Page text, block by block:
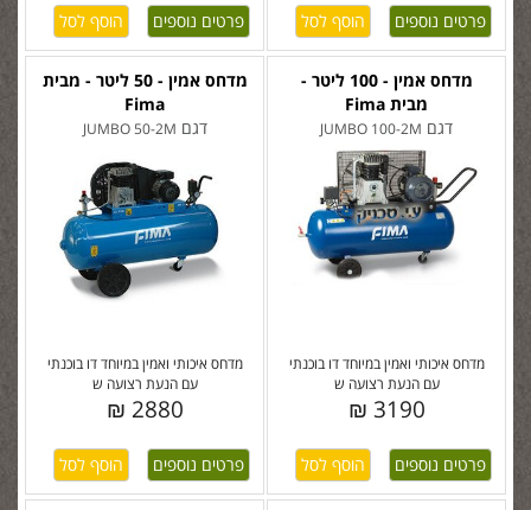
פרטים נוספים פרטים נוספים
מדחס אמין - 50 ליטר - מבית
Fima
דגם JUMBO 50-2M
מדחס איכותי ואמין במיוחד דו בוכנתי
עם הנעת רצועה ש
2880 ₪
פרטים נוספים
מדחס אמין - 100 ליטר -
מבית Fima
דגם JUMBO 100-2M
מדחס איכותי ואמין במיוחד דו בוכנתי
עם הנעת רצועה ש
3190 ₪
פרטים נוספים